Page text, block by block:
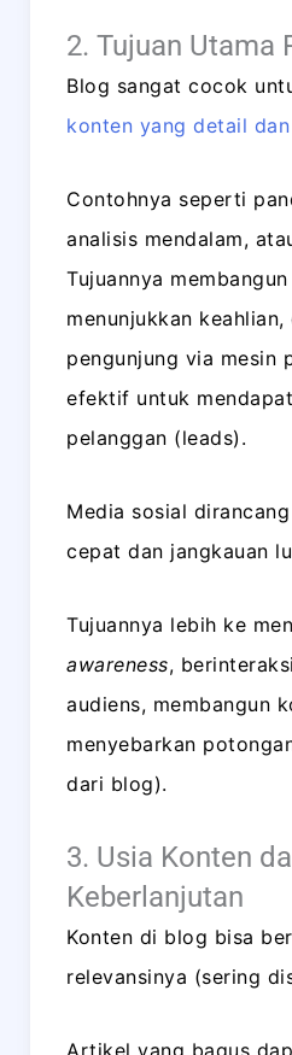
2. Tujuan Utama
Blog sangat cocok
konten yang detail
Contohnya seperti
analisis mendalam,
Tujuannya
menunjukkan
pengunjung via mesin
efektif untuk
pelanggan (leads).
Media sosial
cepat dan jangkauan
Tujuannya lebih ke
awareness,
audiens, membangun
menyebarkan
dari blog).
3. Usia Konten
Keberlanjutan
Konten di blog bisa
relevansinya (sering
Artikel yang bagus